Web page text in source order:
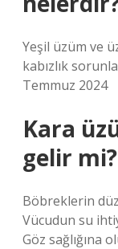
Yeşil üzüm ve
kabızlık
Temmuz 2024
Kara
gelir mi?
Böbreklerin
Vücudun su
Göz sağlığına